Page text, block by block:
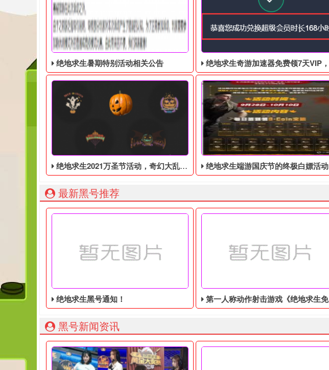
绝地求生暑期特别活动相关公告 绝地求生奇游加速器免费领7天VIP，合计168小时
绝地求生2021万圣节活动，奇幻大乱斗回归，还有新皮肤和新地图 绝地求生端游国庆节的终极白嫖活动，活动的时间是9月28号到10月10号
最新黑号推荐
绝地求生黑号通知！ 第一人称动作射击游戏《绝地求生免费辅助》今日登陆主机平台
黑号新闻资讯